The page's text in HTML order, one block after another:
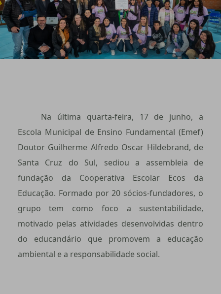
Na última quarta-feira, 17 de junho, a
Escola Municipal de Ensino Fundamental (Emef)
Doutor Guilherme Alfredo Oscar Hildebrand, de
Santa Cruz do Sul, sediou a assembleia de
fundação da Cooperativa Escolar Ecos da
Educação. Formado por 20 sócios-fundadores, o
grupo tem como foco a sustentabilidade,
motivado pelas atividades desenvolvidas dentro
do educandário que promovem a educação
ambiental e a responsabilidade social.